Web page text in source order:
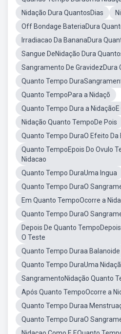
Nidação Dura QuantosDias
Off Bondage BateriaDura
Irradiacao Da BananaDura
Sangue DeNidação Dura
Sangramento De GravidezDura
Quanto Tempo
Quanto TempoPara a Nidaçõ
Quanto Tempo Dura a NidaçãoE
Nidação Quanto TempoDe Pois
Quanto Tempo DuraO Efeito Da
Quanto TempoEpois Do Ovulo
Nidacao
Quanto Tempo DuraUma Ingua
Quanto Tempo DuraO
Em Quanto TempoOcorre a
Quanto Tempo DuraO
Depois De Quanto
O Teste
Quanto Tempo Duraa Balanoide
Quanto Tempo DuraUma
SangramentoNidação Quanto
Após Quanto TempoOcorre a
Quanto Tempo Duraa
Quanto Tempo DuraO